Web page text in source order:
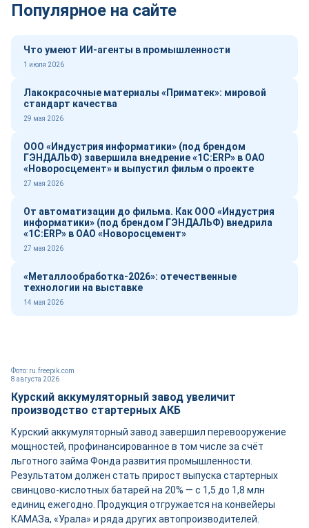
Популярное на сайте
Что умеют ИИ-агенты в промышленности
1 июля 2026
Лакокрасочные материалы «Приматек»: мировой
стандарт качества
29 мая 2026
ООО «Индустрия информатики» (под брендом
ГЭНДАЛЬФ) завершила внедрение «1С:ERP» в ОАО
«Новоросцемент» и выпустил фильм о проекте
27 мая 2026
От автоматизации до фильма. Как ООО «Индустрия
информатики» (под брендом ГЭНДАЛЬФ) внедрила
«1С:ERP» в ОАО «Новоросцемент»
27 мая 2026
«Металлообработка-2026»: отечественные
технологии на выставке
14 мая 2026
8 августа 2026
Фото: ru.freepik.com
Курский аккумуляторный завод увеличит
производство стартерных АКБ
Курский аккумуляторный завод завершил перевооружение
мощностей, профинансированное в том числе за счёт
льготного займа Фонда развития промышленности.
Результатом должен стать прирост выпуска стартерных
свинцово-кислотных батарей на 20% — с 1,5 до 1,8 млн
единиц ежегодно. Продукция отгружается на конвейеры
КАМАЗа, «Урала» и ряда других автопроизводителей.